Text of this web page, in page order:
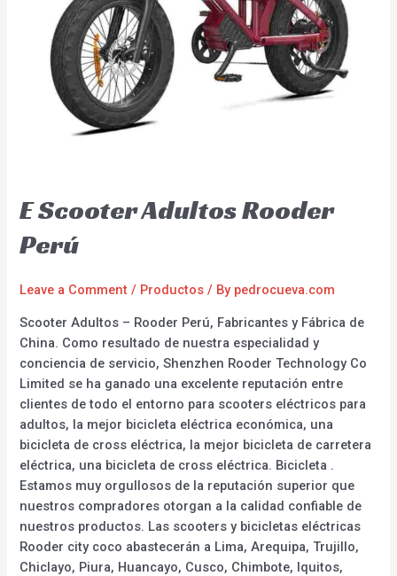
E Scooter Adultos Rooder
Perú
Leave a Comment / Productos / By pedrocueva.com
Scooter Adultos – Rooder Perú, Fabricantes y Fábrica de
China. Como resultado de nuestra especialidad y
conciencia de servicio, Shenzhen Rooder Technology Co
Limited se ha ganado una excelente reputación entre
clientes de todo el entorno para scooters eléctricos para
adultos, la mejor bicicleta eléctrica económica, una
bicicleta de cross eléctrica, la mejor bicicleta de carretera
eléctrica, una bicicleta de cross eléctrica. Bicicleta .
Estamos muy orgullosos de la reputación superior que
nuestros compradores otorgan a la calidad confiable de
nuestros productos. Las scooters y bicicletas eléctricas
Rooder city coco abastecerán a Lima, Arequipa, Trujillo,
Chiclayo, Piura, Huancayo, Cusco, Chimbote, Iquitos,